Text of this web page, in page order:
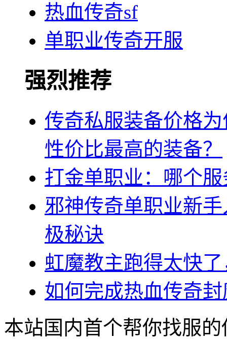
热血传奇sf
单职业传奇开服
强烈推荐
传奇私服装备价格
性价比最高的装备？
打金单职业：哪个
邪神传奇单职业新
极秘诀
虹魔教主跑得太快
如何完成热血传奇
本站国内首个帮你找服